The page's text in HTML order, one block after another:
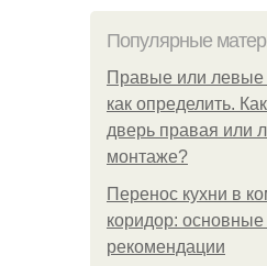
Популярные
Правые или левые
как определить.
дверь правая или
монтаже?
Перенос кухни в
коридор:
рекомендации